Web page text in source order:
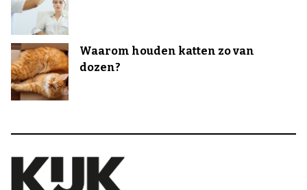
Waarom houden katten zo van
dozen?